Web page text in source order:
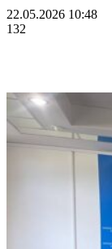
22.05.2026 10:48
132